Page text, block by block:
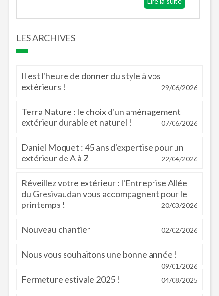
LES ARCHIVES
Il est l'heure de donner du style à vos
extérieurs !
29/06/2026
Terra Nature : le choix d'un aménagement
extérieur durable et naturel !
07/06/2026
Daniel Moquet : 45 ans d'expertise pour un
extérieur de A à Z
22/04/2026
Réveillez votre extérieur : l'Entreprise Allée
du Gresivaudan vous accompagnent pour le
printemps !
20/03/2026
Nouveau chantier 02/02/2026
Nous vous souhaitons une bonne année !
09/01/2026
Fermeture estivale 2025 ! 04/08/2025